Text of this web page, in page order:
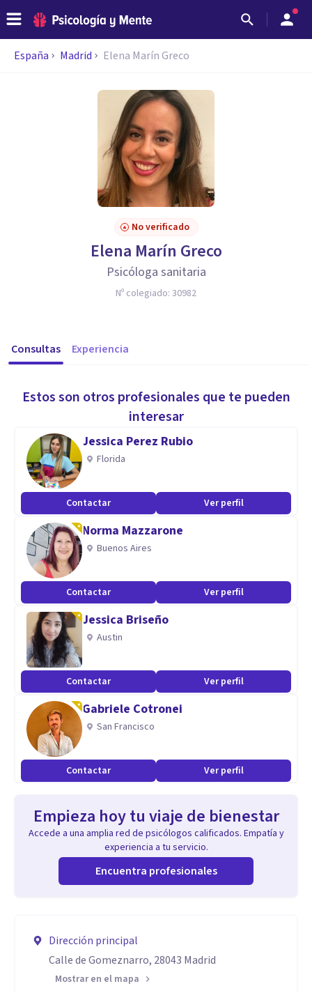
España Madrid Elena Marín Greco
No verificado
Elena Marín Greco
Psicóloga sanitaria
Nº colegiado: 30982
Consultas Experiencia
Estos son otros profesionales que te pueden
interesar
Jessica Perez Rubio
Florida
Contactar Ver perfil
Norma Mazzarone
Buenos Aires
Contactar Ver perfil
Jessica Briseño
Austin
Contactar Ver perfil
Gabriele Cotronei
San Francisco
Contactar Ver perfil
Empieza hoy tu viaje de bienestar
Accede a una amplia red de psicólogos calificados. Empatía y
experiencia a tu servicio.
Encuentra profesionales
Dirección principal
Calle de Gomeznarro, 28043 Madrid
Mostrar en el mapa